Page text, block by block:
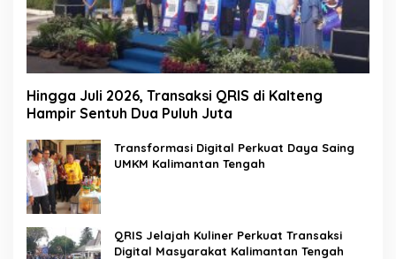
Hingga Juli 2026, Transaksi QRIS di Kalteng
Hampir Sentuh Dua Puluh Juta
Transformasi Digital Perkuat Daya Saing
UMKM Kalimantan Tengah
QRIS Jelajah Kuliner Perkuat Transaksi
Digital Masyarakat Kalimantan Tengah